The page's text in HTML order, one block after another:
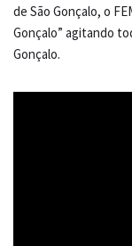
de São Gonçalo, o
Gonçalo” agitando
Gonçalo.